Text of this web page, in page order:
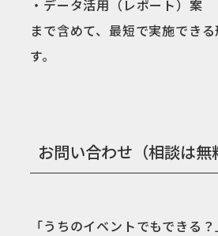
・データ活用（レポート）案
まで含めて、最短で実施でき
す。
お問い合わせ（相談は無
「うちのイベントでもできる？